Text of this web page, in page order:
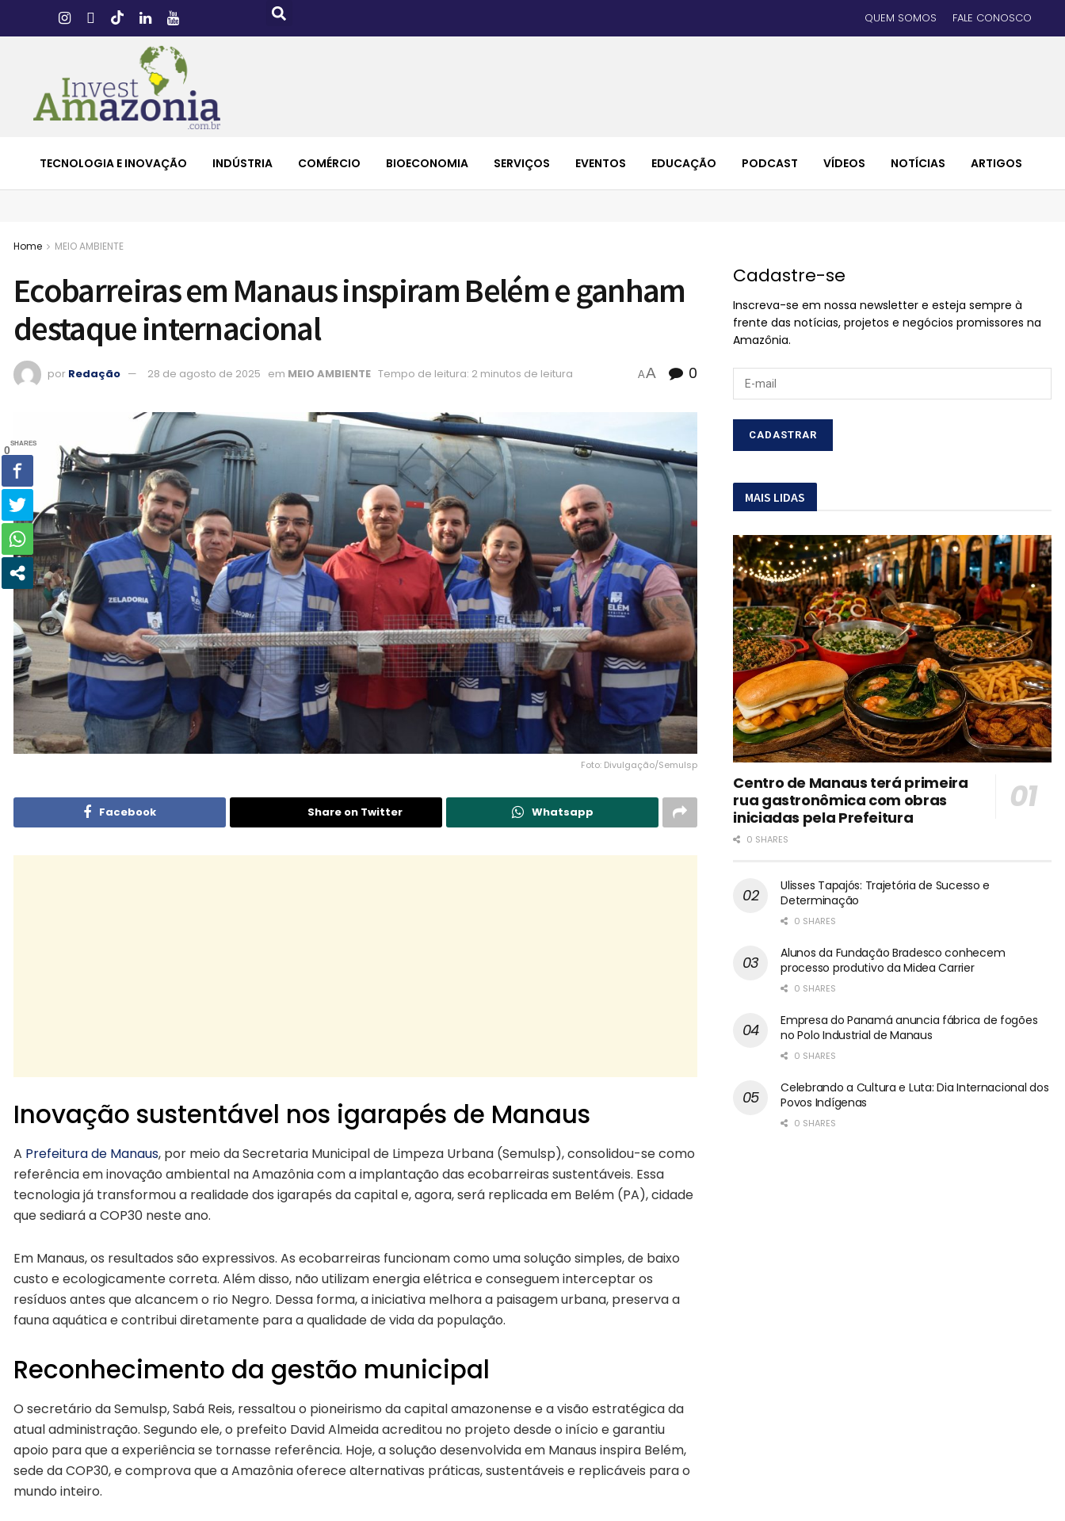
QUEM SOMOS FALE CONOSCO
TECNOLOGIA E INOVAÇÃO INDÚSTRIA COMÉRCIO BIOECONOMIA SERVIÇOS EVENTOS EDUCAÇÃO PODCAST VÍDEOS NOTÍCIAS ARTIGOS
Home MEIO AMBIENTE
Ecobarreiras em Manaus inspiram Belém e ganham
destaque internacional
por Redação 28 de agosto de 2025 em MEIO AMBIENTE Tempo de leitura: 2 minutos de leitura AA 0
Foto: Divulgação/Semulsp
Facebook Share on Twitter Whatsapp
Inovação sustentável nos igarapés de Manaus
A Prefeitura de Manaus, por meio da Secretaria Municipal de Limpeza Urbana (Semulsp), consolidou-se como
referência em inovação ambiental na Amazônia com a implantação das ecobarreiras sustentáveis. Essa
tecnologia já transformou a realidade dos igarapés da capital e, agora, será replicada em Belém (PA), cidade
que sediará a COP30 neste ano.
Em Manaus, os resultados são expressivos. As ecobarreiras funcionam como uma solução simples, de baixo
custo e ecologicamente correta. Além disso, não utilizam energia elétrica e conseguem interceptar os
resíduos antes que alcancem o rio Negro. Dessa forma, a iniciativa melhora a paisagem urbana, preserva a
fauna aquática e contribui diretamente para a qualidade de vida da população.
Reconhecimento da gestão municipal
O secretário da Semulsp, Sabá Reis, ressaltou o pioneirismo da capital amazonense e a visão estratégica da
atual administração. Segundo ele, o prefeito David Almeida acreditou no projeto desde o início e garantiu
apoio para que a experiência se tornasse referência. Hoje, a solução desenvolvida em Manaus inspira Belém,
sede da COP30, e comprova que a Amazônia oferece alternativas práticas, sustentáveis e replicáveis para o
mundo inteiro.
Cadastre-se
Inscreva-se em nossa newsletter e esteja sempre à
frente das notícias, projetos e negócios promissores na
Amazônia.
MAIS LIDAS
Centro de Manaus terá primeira
rua gastronômica com obras
iniciadas pela Prefeitura
0 SHARES
Ulisses Tapajós: Trajetória de Sucesso e
Determinação
0 SHARES
Alunos da Fundação Bradesco conhecem
processo produtivo da Midea Carrier
0 SHARES
Empresa do Panamá anuncia fábrica de fogões
no Polo Industrial de Manaus
0 SHARES
Celebrando a Cultura e Luta: Dia Internacional dos
Povos Indígenas
0 SHARES
0
SHARES